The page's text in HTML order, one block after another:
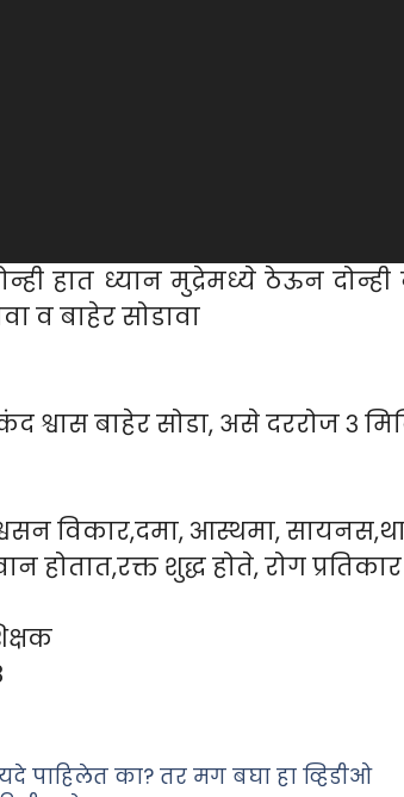
हात ध्यान मुद्रेमध्ये ठेऊन
व बाहेर सोडावा
बाहेर सोडा, असे दररोज ३
विकार,दमा, आस्थमा,
शुद्ध होते, रोग
पाहिलेत का? तर मग बघा हा व्हिडीओ